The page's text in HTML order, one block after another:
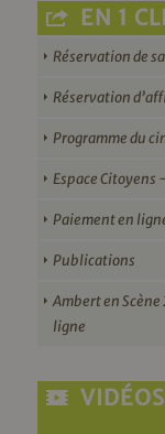
EN 1
Réservation de
Réservation
Programme du
Espace Citoyens
Paiement en
Publications
Ambert en
ligne
VIDÉOS